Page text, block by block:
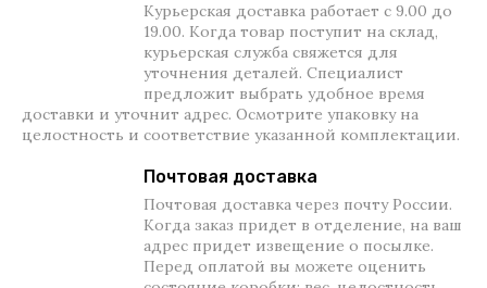
Курьерская доставка работает с 9.00 до
19.00. Когда товар поступит на склад,
курьерская служба свяжется для
уточнения деталей. Специалист
предложит выбрать удобное время
доставки и уточнит адрес. Осмотрите упаковку на
целостность и соответствие указанной комплектации.
Почтовая доставка
Почтовая доставка через почту России.
Когда заказ придет в отделение, на ваш
адрес придет извещение о посылке.
Перед оплатой вы можете оценить